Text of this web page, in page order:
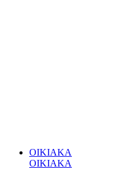
ΟΙΚΙΑΚΑ
ΟΙΚΙΑΚΑ